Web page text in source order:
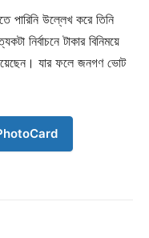
পারিনি উল্লেখ করে তিনি
নির্বাচনে টাকার বিনিময়ে
নিয়েছেন। যার ফলে জনগণ ভোট